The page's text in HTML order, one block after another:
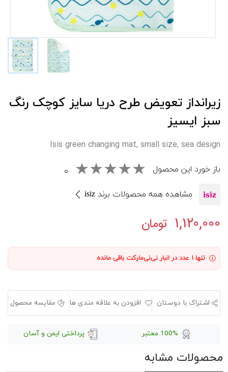
زيرانداز تعويض طرح دريا سایز کوچک رنگ
سبز ايسيز
Isis green changing mat, small size, sea design
باز خورد این محصول ۰
مشاهده همه محصولات برند isiz
۱,۱۲۰,۰۰۰ تومان
تنها ۱ عدد در انبار نی‌نی‌مارکت باقی مانده
اشتراک با دوستان افزودن به علاقه مندی ها مقایسه محصول
100% معتبر پرداختی ایمن و آسان
محصولات مشابه